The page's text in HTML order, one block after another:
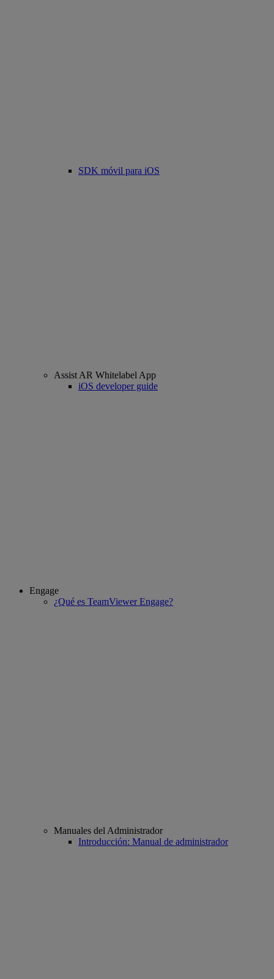
SDK móvil para iOS
Assist AR Whitelabel App
iOS developer guide
Engage
¿Qué es TeamViewer Engage?
Manuales del Administrador
Introducción: Manual de administrador